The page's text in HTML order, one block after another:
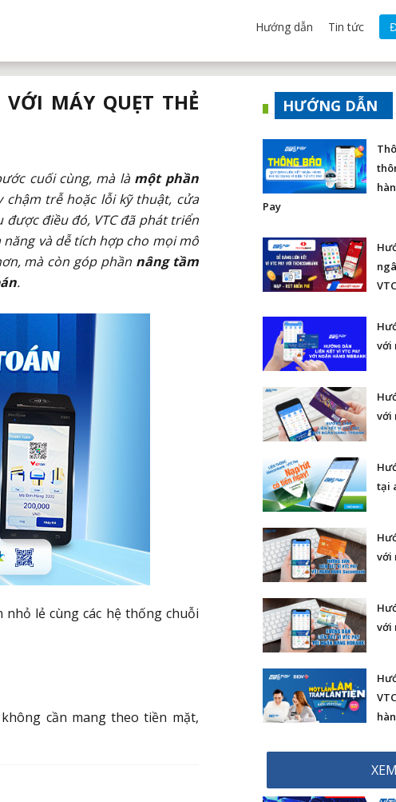
Hướng dẫn Tin tức
MÁY QUẸT THẺ
cuối cùng, mà là một phần
chậm trễ hoặc lỗi kỹ thuật, cửa
được điều đó, VTC đã phát triển
và dễ tích hợp cho mọi mô
mà còn góp phần nâng tầm
.
nhỏ lẻ cùng các hệ thống chuỗi
cần mang theo tiền mặt,
HƯỚNG DẪN
Pay
với
với
tại
với
với